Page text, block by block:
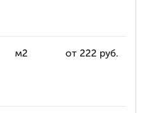
м2 от 222 руб.